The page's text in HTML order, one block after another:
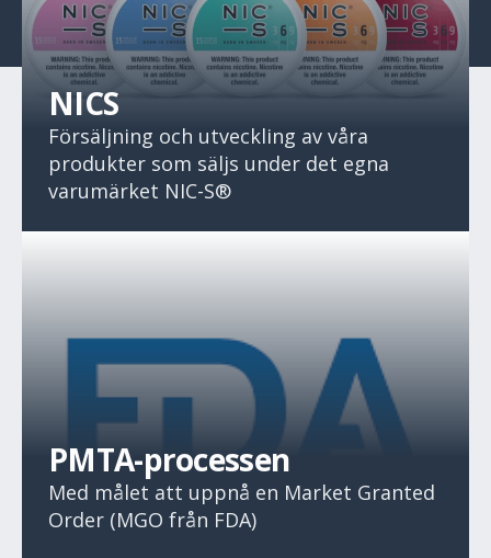
NICS
Försäljning och utveckling av våra
produkter som säljs under det egna
varumärket NIC-S®
PMTA-processen
Med målet att uppnå en Market Granted
Order (MGO från FDA)